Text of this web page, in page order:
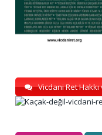
Vicdani Ret Hakkı